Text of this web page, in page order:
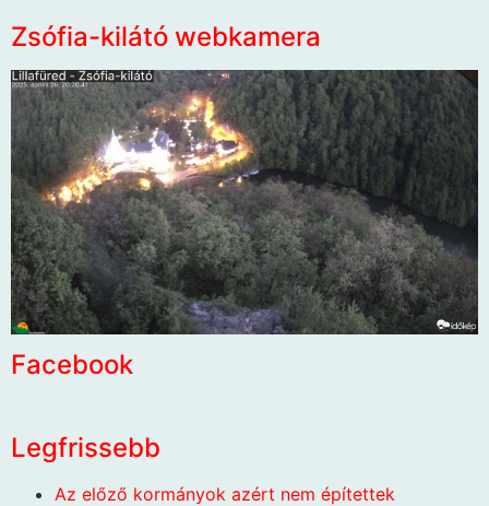
Zsófia-kilátó webkamera
Facebook
Legfrissebb
Az előző kormányok azért nem építettek